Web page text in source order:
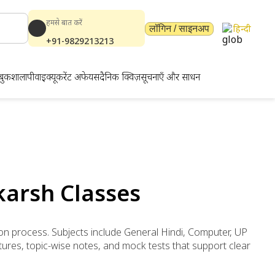
हमसे बात करें
+91-9829213213
लॉगिन / साइनअप हिन्दी
पीवाईक्यूकरेंट अफेयर्सदैनिक क्विज़सूचनाएँ और साधन
Classes
Subjects include General Hindi, Computer, UP
topic-wise notes, and mock tests that support clear